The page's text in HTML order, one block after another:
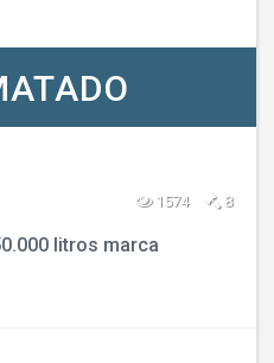
1574 8
litros marca